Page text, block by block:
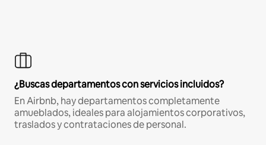
¿Buscas departamentos con servicios incluidos?
En Airbnb, hay departamentos completamente
amueblados, ideales para alojamientos corporativos,
traslados y contrataciones de personal.